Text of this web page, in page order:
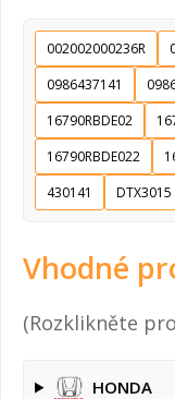
002002000236R
0986437141
16790RBDE02
16790RBDE022
430141
DTX3015
Vhodné
(Rozklikněte
HONDA